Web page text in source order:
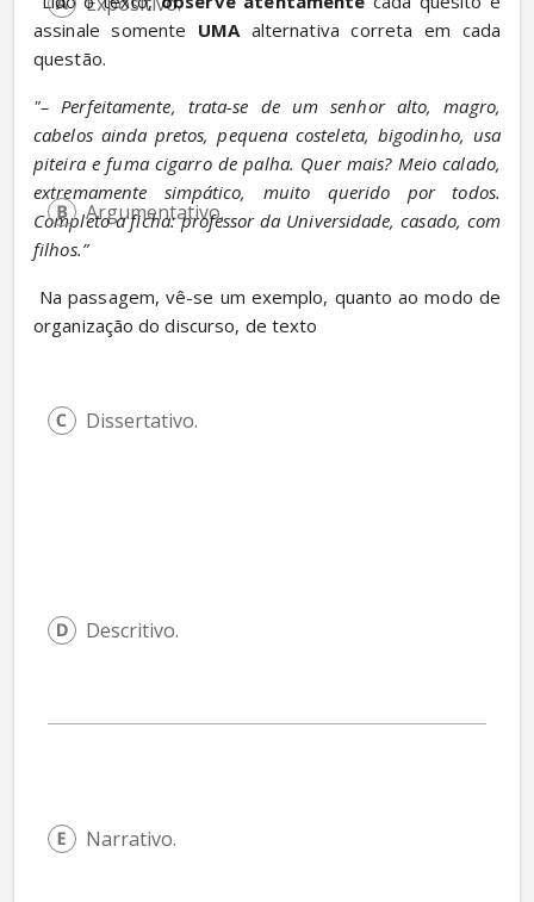
assinale somente UMA alternativa correta em cada
questão.
"– Perfeitamente, trata-se de um senhor alto, magro,
cabelos ainda pretos, pequena costeleta, bigodinho, usa
piteira e fuma cigarro de palha. Quer mais? Meio calado,
extremamente simpático, muito querido por todos.
Completo a ficha: professor da Universidade, casado, com
filhos.”
organização do discurso, de texto
Argumentativo.
Dissertativo.
Descritivo.
Narrativo.